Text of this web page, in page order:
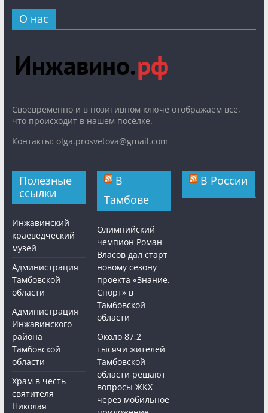
О нас
Cвоевременно и в позитивном ключе отображаем все,
что происходит в нашем посёлке.
Контакты: olga.prosvetova@gmail.com
Полезные
ссылки
Инжавинский
краеведческий
музей
Администрация
Тамбовской
области
Администрация
Инжавинского
района
Тамбовской
области
Храм в честь
святителя
Николая
В
Тамбове
Олимпийский
чемпион Роман
Власов дал старт
новому сезону
проекта «Знание.
Спорт» в
Тамбовской
области
Около 87,2
тысячи жителей
Тамбовской
области решают
вопросы ЖКХ
через мобильное
В России